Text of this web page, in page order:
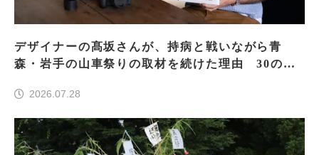
デザイナーの髙坂さんが、持病と戦いながら青
森・岩手の山車祭りの取材を続けた理由 30の山
2026.07.28